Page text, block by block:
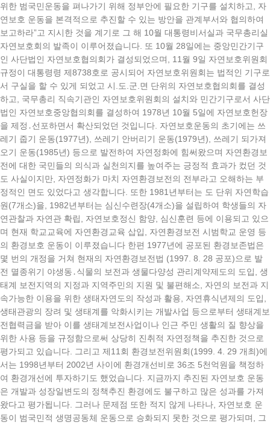
위한 범국민운동을 펴나가기 위해 정부안에 필요한 기구를 설치하고, 자
연보호 운동을 본격적으로 추진할 수 있는 방안을 관계부서와 협의하여
보고하라”고 지시한 것을 계기로 그 해 10월 대통령비서실과 국무총리실
자연보호회의 발족이 이루어졌습니다. 또 10월 28일에는 중앙민간기구
인 사단법인 자연보호협의회가 결성되었으며, 11월 9일 자연보호위원회
규정이 대통령령 제8738호로 공시되어 자연보호위원회는 법적인 기구로
서 구실을 할 수 있게 되었고 시.도.군.면 단위의 자연보호협의회를 결성
하고, 국무총리 직속기관인 자연보호위원회의 설치와 민간기구로서 사단
법인 자연보호중앙협의회를 결성하여 1978년 10월 5일에 자연보호헌장
을 제정․선포하면서 확산되었던 것입니다. 자연보호운동의 초기에는 쓰
레기 줍기 운동(1977년), 쓰레기 안버리기 운동(1979년), 쓰레기 되가져
오기 운동(1985년) 등으로 발전하여 자연정화에 힘써왔으며 자연환경보
전에 대한 국민들의 의식과 실천의지를 높여주는 긍정적 효과가 컸던 것
도 사실이지만, 자연정화가 마치 자연환경보전의 전부라고 오해하는 부
정적인 면도 있었다고 생각합니다. 또한 1981년부터는 도 단위 자연학습
원(7개소)을, 1982년부터는 심신수련장(4개소)을 설립하여 학생들의 자
연관찰과 자연관 확립, 자연보호정신 함양, 심신훈련 등에 이용되고 있으
며 현재 학교교육에 자연환경교육 삽입, 자연환경보전 시범학교 운영 등
의 환경보호 운동이 이루졌습니다 한편 1977년에 공포된 환경보존법은
몇 번의 개정을 거쳐 현재의 자연환경보전법 (1997. 8. 28 공포)으로 발
전 멸종위기 야생동․식물의 보전과 생물다양성 관리계약제도의 도입, 생
태계 보전지역의 지정과 지역주민의 지원 및 불편해소, 자연의 보전과 지
속가능한 이용을 위한 생태자연도의 작성과 활용, 자연휴식년제의 도입,
생태관광의 장려 및 생태계를 악화시키는 개발사업 등으로부터 생태계보
전협력금을 받아 이를 생태계보전사업이나 인근 주민 생활의 질 향상을
위한 사용 등을 규정함으로써 상당히 진취적 자연정책을 추진한 것으로
평가되고 있습니다. 그리고 제11회 환경보전위원회(1999. 4. 29 개최)에
서는 1998년부터 2002년 사이에 환경개선비로 36조 5천억원을 책정하
여 환경개선에 투자하기도 했었습니다. 지금까지 추진된 자연보호 운동
은 개발과 성장일변도의 정책추진 환경에도 불구하고 많은 성과를 가져
왔다고 평가됩니다. 그러나 문제점 또한 적지 않게 나타나, 자연보호 운
동이 범국민적 생명공동체 운동으로 승화되지 못한 것으로 평가되며, 그